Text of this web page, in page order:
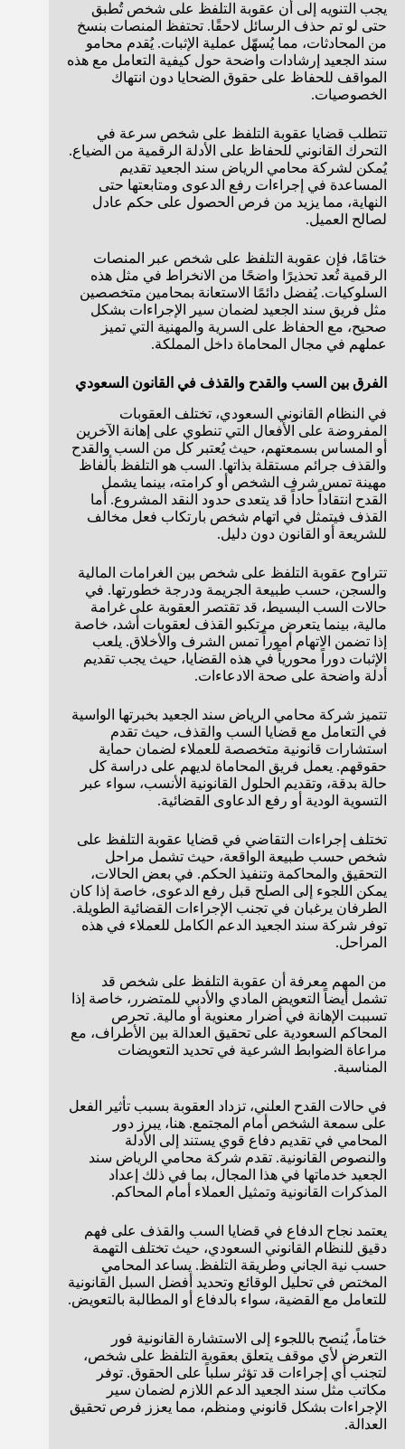
يجب التنويه إلى أن عقوبة التلفظ على شخص تُطبق
حتى لو تم حذف الرسائل لاحقًا. تحتفظ المنصات بنسخ
من المحادثات، مما يُسهّل عملية الإثبات. يُقدم محامو
سند الجعيد إرشادات واضحة حول كيفية التعامل مع هذه
المواقف للحفاظ على حقوق الضحايا دون انتهاك
الخصوصيات.
تتطلب قضايا عقوبة التلفظ على شخص سرعة في
التحرك القانوني للحفاظ على الأدلة الرقمية من الضياع.
يُمكن لشركة محامي الرياض سند الجعيد تقديم
المساعدة في إجراءات رفع الدعوى ومتابعتها حتى
النهاية، مما يزيد من فرص الحصول على حكم عادل
لصالح العميل.
ختامًا، فإن عقوبة التلفظ على شخص عبر المنصات
الرقمية تُعد تحذيرًا واضحًا من الانخراط في مثل هذه
السلوكيات. يُفضل دائمًا الاستعانة بمحامين متخصصين
مثل فريق سند الجعيد لضمان سير الإجراءات بشكل
صحيح، مع الحفاظ على السرية والمهنية التي تميز
عملهم في مجال المحاماة داخل المملكة.
الفرق بين السب والقدح والقذف في القانون السعودي
في النظام القانوني السعودي، تختلف العقوبات
المفروضة على الأفعال التي تنطوي على إهانة الآخرين
أو المساس بسمعتهم، حيث يُعتبر كل من السب والقدح
والقذف جرائم مستقلة بذاتها. السب هو التلفظ بألفاظ
مهينة تمس شرف الشخص أو كرامته، بينما يشمل
القدح انتقاداً حاداً قد يتعدى حدود النقد المشروع. أما
القذف فيتمثل في اتهام شخص بارتكاب فعل مخالف
للشريعة أو القانون دون دليل.
تتراوح عقوبة التلفظ على شخص بين الغرامات المالية
والسجن، حسب طبيعة الجريمة ودرجة خطورتها. في
حالات السب البسيط، قد تقتصر العقوبة على غرامة
مالية، بينما يتعرض مرتكبو القذف لعقوبات أشد، خاصة
إذا تضمن الاتهام أموراً تمس الشرف والأخلاق. يلعب
الإثبات دوراً محورياً في هذه القضايا، حيث يجب تقديم
أدلة واضحة على صحة الادعاءات.
تتميز شركة محامي الرياض سند الجعيد بخبرتها الواسية
في التعامل مع قضايا السب والقذف، حيث تقدم
استشارات قانونية متخصصة للعملاء لضمان حماية
حقوقهم. يعمل فريق المحاماة لديهم على دراسة كل
حالة بدقة، وتقديم الحلول القانونية الأنسب، سواء عبر
التسوية الودية أو رفع الدعاوى القضائية.
تختلف إجراءات التقاضي في قضايا عقوبة التلفظ على
شخص حسب طبيعة الواقعة، حيث تشمل مراحل
التحقيق والمحاكمة وتنفيذ الحكم. في بعض الحالات،
يمكن اللجوء إلى الصلح قبل رفع الدعوى، خاصة إذا كان
الطرفان يرغبان في تجنب الإجراءات القضائية الطويلة.
توفر شركة سند الجعيد الدعم الكامل للعملاء في هذه
المراحل.
من المهم معرفة أن عقوبة التلفظ على شخص قد
تشمل أيضاً التعويض المادي والأدبي للمتضرر، خاصة إذا
تسببت الإهانة في أضرار معنوية أو مالية. تحرص
المحاكم السعودية على تحقيق العدالة بين الأطراف، مع
مراعاة الضوابط الشرعية في تحديد التعويضات
المناسبة.
في حالات القدح العلني، تزداد العقوبة بسبب تأثير الفعل
على سمعة الشخص أمام المجتمع. هنا، يبرز دور
المحامي في تقديم دفاع قوي يستند إلى الأدلة
والنصوص القانونية. تقدم شركة محامي الرياض سند
الجعيد خدماتها في هذا المجال، بما في ذلك إعداد
المذكرات القانونية وتمثيل العملاء أمام المحاكم.
يعتمد نجاح الدفاع في قضايا السب والقذف على فهم
دقيق للنظام القانوني السعودي، حيث تختلف التهمة
حسب نية الجاني وطريقة التلفظ. يساعد المحامي
المختص في تحليل الوقائع وتحديد أفضل السبل القانونية
للتعامل مع القضية، سواء بالدفاع أو المطالبة بالتعويض.
ختاماً، يُنصح باللجوء إلى الاستشارة القانونية فور
التعرض لأي موقف يتعلق بعقوبة التلفظ على شخص،
لتجنب أي إجراءات قد تؤثر سلباً على الحقوق. توفر
مكاتب مثل سند الجعيد الدعم اللازم لضمان سير
الإجراءات بشكل قانوني ومنظم، مما يعزز فرص تحقيق
العدالة.